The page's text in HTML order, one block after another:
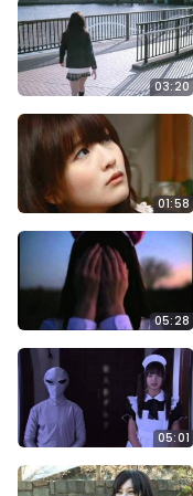
03:20
01:58
05:28
05:01